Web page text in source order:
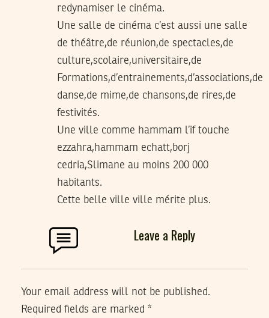
redynamiser le cinéma.
Une salle de cinéma c’est aussi une salle
de théâtre,de réunion,de spectacles,de
culture,scolaire,universitaire,de
Formations,d’entrainements,d’associations,de
danse,de mime,de chansons,de rires,de
festivités.
Une ville comme hammam l’if touche
ezzahra,hammam echatt,borj
cedria,Slimane au moins 200 000
habitants.
Cette belle ville ville mérite plus.
Leave a Reply
Your email address will not be published.
Required fields are marked *